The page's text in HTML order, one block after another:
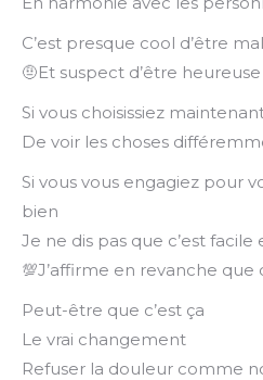
C’est presque cool d’être
🤨Et suspect d’être heureuse
Si vous choisissiez
De voir les choses
Si vous vous engagiez pour
bien
Je ne dis pas que c’est facile
💯J’affirme en revanche que
Peut-être que c’est ça
Le vrai changement
Refuser la douleur comme